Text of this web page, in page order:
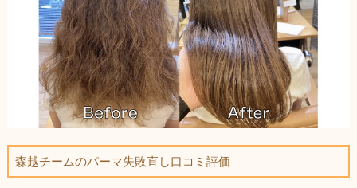
森越チームのパーマ失敗直し口コミ評価